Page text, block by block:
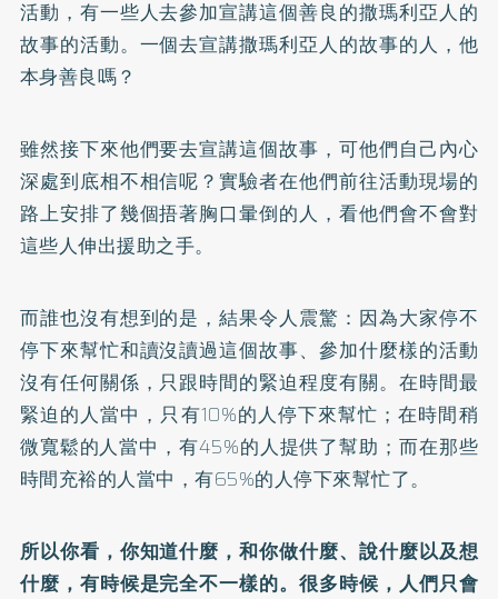
活動，有一些人去參加宣講這個善良的撒瑪利亞人的
故事的活動。一個去宣講撒瑪利亞人的故事的人，他
本身善良嗎？
雖然接下來他們要去宣講這個故事，可他們自己內心
深處到底相不相信呢？實驗者在他們前往活動現場的
路上安排了幾個捂著胸口暈倒的人，看他們會不會對
這些人伸出援助之手。
而誰也沒有想到的是，結果令人震驚：因為大家停不
停下來幫忙和讀沒讀過這個故事、參加什麼樣的活動
沒有任何關係，只跟時間的緊迫程度有關。在時間最
緊迫的人當中，只有10%的人停下來幫忙；在時間稍
微寬鬆的人當中，有45%的人提供了幫助；而在那些
時間充裕的人當中，有65%的人停下來幫忙了。
所以你看，你知道什麼，和你做什麼、說什麼以及想
什麼，有時候是完全不一樣的。很多時候，人們只會